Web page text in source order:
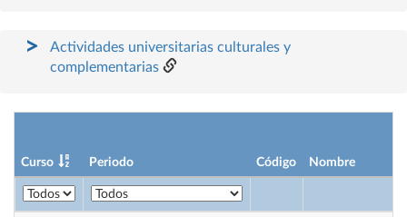
Actividades universitarias culturales y
complementarias
Curso Periodo Código Nombre